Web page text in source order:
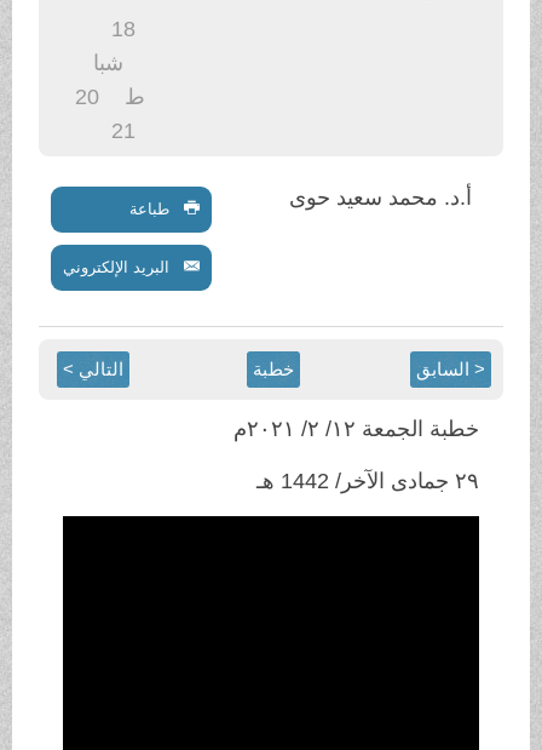
شبا
أ.د. محمد سعيد حوى طباعة
البريد الإلكتروني
< السابق خطبة التالي >
خطبة الجمعة ١٢/ ٢/ ٢٠٢١م